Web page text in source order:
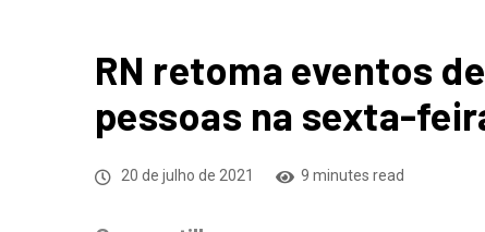
RN retoma eventos
pessoas na sexta-
20 de julho de 2021 9 minutes read